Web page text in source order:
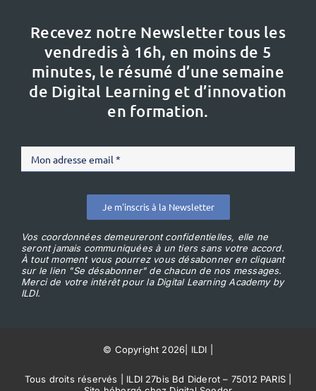
Recevez notre Newsletter tous les
vendredis à 16h, en moins de 5
minutes, le résumé d’une semaine
de Digital Learning et d’innovation
en formation.
Je m'inscris à la Newsletter
Vos coordonnées demeureront confidentielles, elle ne
seront jamais communiquées à un tiers sans votre accord.
À tout moment vous pourrez vous désabonner en cliquant
sur le lien "Se désabonner" de chacun de nos messages.
Merci de votre intérêt pour la Digital Learning Academy by
ILDI.
© Copyright 2026 ILDI
Tous droits réservés | ILDI 27bis Bd Diderot – 75012 PARIS |